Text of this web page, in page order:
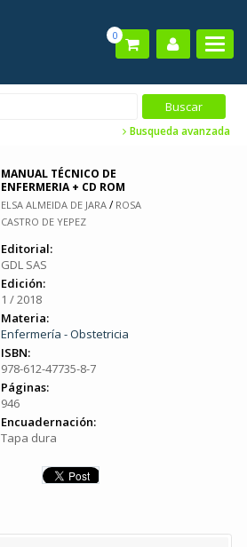
0
Busqueda avanzada
MANUAL TÉCNICO DE
ENFERMERIA + CD ROM
ELSA ALMEIDA DE JARA / ROSA
CASTRO DE YEPEZ
Editorial:
GDL SAS
Edición:
1 / 2018
Materia:
Enfermería - Obstetricia
ISBN:
978-612-47735-8-7
Páginas:
946
Encuadernación:
Tapa dura